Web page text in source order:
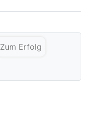
Zum Erfolg